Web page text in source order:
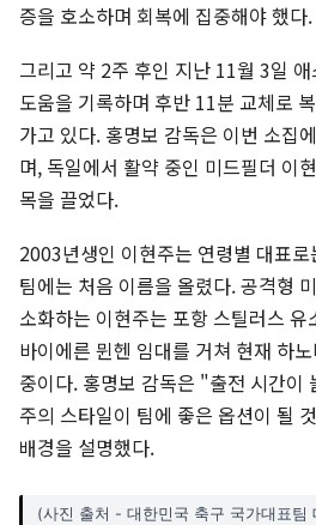
증을 호소하며 회복에 집중해야 했다.
그리고 약 2주 후인 지난 11월 3일
도움을 기록하며 후반 11분 교체로
가고 있다. 홍명보 감독은 이번 소집
며, 독일에서 활약 중인 미드필더 이
목을 끌었다.
2003년생인 이현주는 연령별 대표
팀에는 처음 이름을 올렸다. 공격형
소화하는 이현주는 포항 스틸러스 유
바이에른 뮌헨 임대를 거쳐 현재 하
중이다. 홍명보 감독은 "출전 시간이
주의 스타일이 팀에 좋은 옵션이 될
배경을 설명했다.
(사진 출처 - 대한민국 축구 국가대표팀